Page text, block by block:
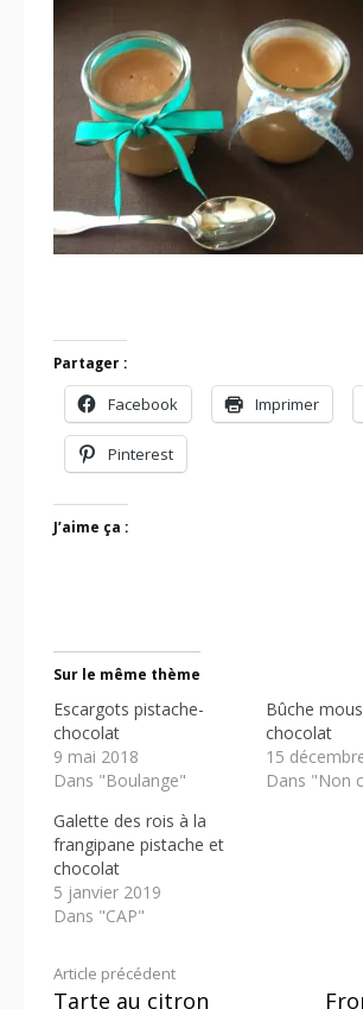
Partager :
Facebook Imprimer
Pinterest
J’aime ça :
Sur le même thème
Escargots pistache-
chocolat
9 mai 2018
Dans "Boulange"
Bûche
chocolat
15
Dans "Non
Galette des rois à la
frangipane pistache et
chocolat
5 janvier 2019
Dans "CAP"
Lire
Article précédent
Tarte au citron